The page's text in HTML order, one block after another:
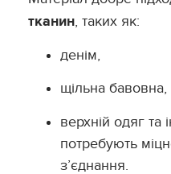
тканин, таких як:
денім,
щільна бавовна,
верхній одяг та
потребують
з’єднання.